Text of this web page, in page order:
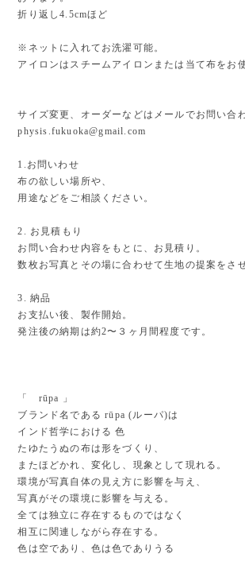
折り返し4.5cmほど
※ネットに入れてお洗濯可能。
アイロンはスチームアイロンまたは当て布をお
サイズ変更、オーダーなどはメールでお問い合
physis.fukuoka@gmail.com
1.お問いわせ
布の欲しい場所や、
用途などをご相談ください。
2. お見積もり
お問い合わせ内容をもとに、お見積り。
数枚お写真とその場に合わせて生地の提案をさ
3. 納品
お支払い後、製作開始。
発注後の納期は約2〜３ヶ月間程度です。
「 rūpa 」
ブランド名である rūpa (ルーパ)は
インド哲学における 色
たゆたうぬの布は形をづくり、
またほどかれ、変化し、現象として現れる。
環境が写真自体の見え方に影響を与え、
写真がその環境に影響を与える。
全ては独立に存在するものではなく
相互に関連しながら存在する。
色は空であり、色は色でありうる